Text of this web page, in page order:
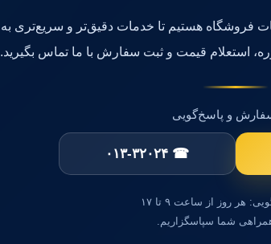
فروشگاه هستیم تا خدمات دقیق‌تر و سریع‌تری به
استعلام قیمت و ثبت سفارش با ما تماس بگیرید.
و پاسخ‌گویی
☎ ۰۱۳-۳۲۰۲۴
هر روز از ساعت ۹ تا ۱۷
شما سپاسگزاریم.